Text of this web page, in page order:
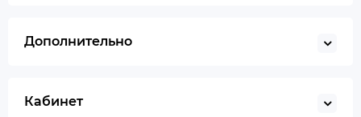
Дополнительно
Кабинет